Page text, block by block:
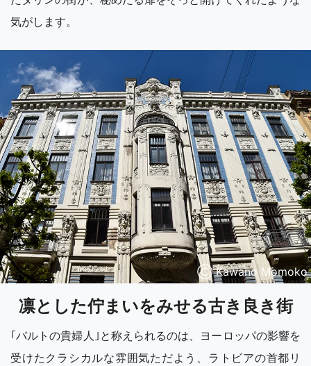
気がします。
Ⓒ Kawano Momoko
凛とした佇まいをみせる古き良き街
｢バルトの貴婦人｣と称えられるのは、ヨーロッパの影響を
受けたクラシカルな雰囲気ただよう、ラトビアの首都リ